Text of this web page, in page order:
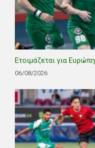
Ετοιμάζεται για Ευρώπη
06/08/2026